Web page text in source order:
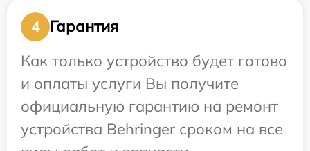
4
Гарантия
Как только устройство будет готово
и оплаты услуги Вы получите
официальную гарантию на ремонт
устройства Behringer сроком на все